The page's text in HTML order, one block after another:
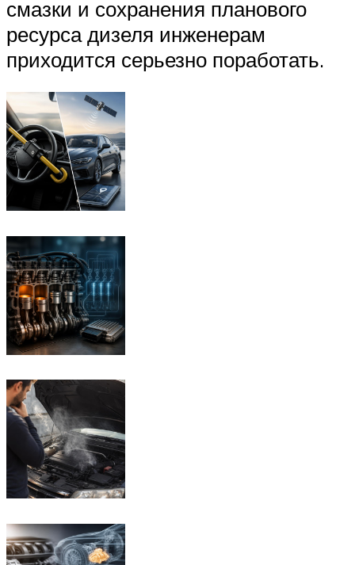
смазки и сохранения планового
ресурса дизеля инженерам
приходится серьезно поработать.